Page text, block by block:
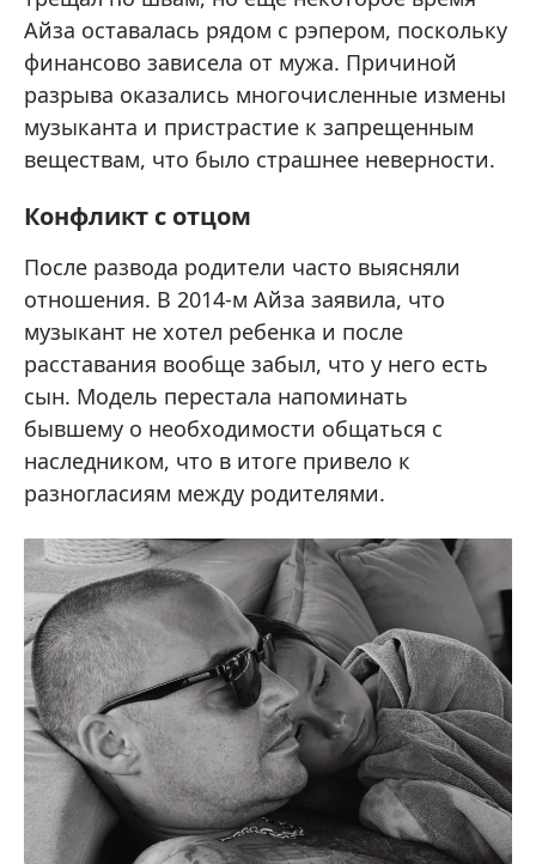
Айза оставалась рядом с рэпером, поскольку
финансово зависела от мужа. Причиной
разрыва оказались многочисленные измены
музыканта и пристрастие к запрещенным
веществам, что было страшнее неверности.
Конфликт с отцом
После развода родители часто выясняли
отношения. В 2014-м Айза заявила, что
музыкант не хотел ребенка и после
расставания вообще забыл, что у него есть
сын. Модель перестала напоминать
бывшему о необходимости общаться с
наследником, что в итоге привело к
разногласиям между родителями.